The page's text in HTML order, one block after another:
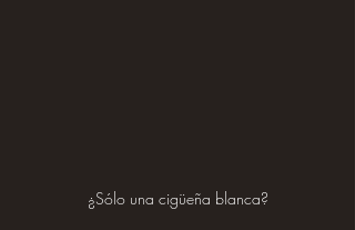
¿Sólo una cigüeña blanca?